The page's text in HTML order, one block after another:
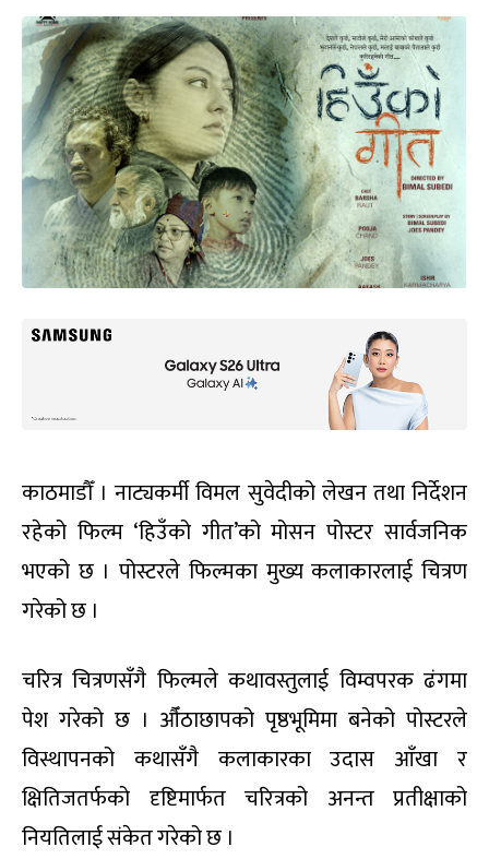
काठमाडौँ । नाट्यकर्मी विमल सुवेदीको लेखन तथा निर्देशन
रहेको फिल्म ‘हिउँको गीत’को मोसन पोस्टर सार्वजनिक
भएको छ । पोस्टरले फिल्मका मुख्य कलाकारलाई चित्रण
गरेको छ ।
चरित्र चित्रणसँगै फिल्मले कथावस्तुलाई विम्वपरक ढंगमा
पेश गरेको छ । औँठाछापको पृष्ठभूमिमा बनेको पोस्टरले
विस्थापनको कथासँगै कलाकारका उदास आँखा र
क्षितिजतर्फको दृष्टिमार्फत चरित्रको अनन्त प्रतीक्षाको
नियतिलाई संकेत गरेको छ ।